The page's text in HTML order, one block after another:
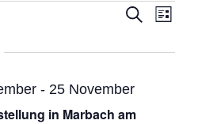
Suche
und
Suche
Liste
in Marbach am
- 25 November